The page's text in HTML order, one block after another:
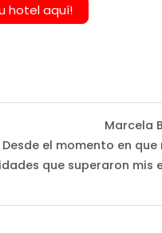
hotel aquí!
Marcela
el momento en
que superaron